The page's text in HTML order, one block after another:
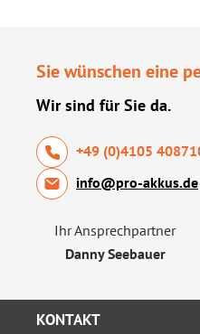
Sie wünschen eine
Wir sind für Sie da.
+49 (0)4105
info@pro-akkus.de
Ihr Ansprechpartner
Danny Seebauer
KONTAKT